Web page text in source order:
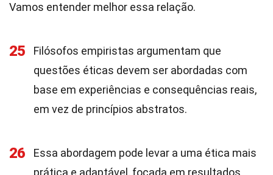
Vamos entender melhor essa relação.
25
Filósofos empiristas argumentam que
questões éticas devem ser abordadas com
base em experiências e consequências reais,
em vez de princípios abstratos.
26
Essa abordagem pode levar a uma ética mais
prática e adaptável, focada em resultados